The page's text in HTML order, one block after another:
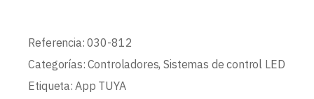
Referencia: 030-812
Categorías: Controladores,Sistemas de control LED
Etiqueta: App TUYA